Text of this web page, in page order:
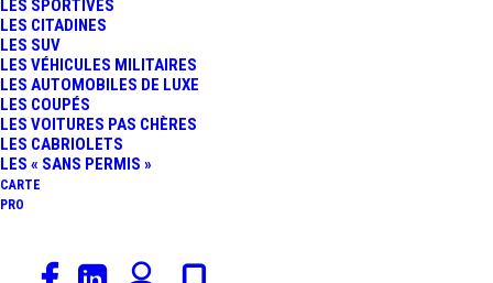
LES SPORTIVES
LES CITADINES
LES SUV
LES VÉHICULES MILITAIRES
LES AUTOMOBILES DE LUXE
LES COUPÉS
LES VOITURES PAS CHÈRES
LES CABRIOLETS
LES « SANS PERMIS »
CARTE
PRO
Voici le seul résultat